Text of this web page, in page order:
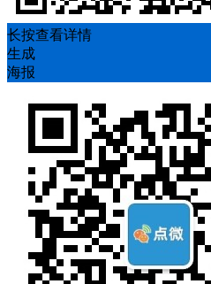
长按查看详情
生成
海报